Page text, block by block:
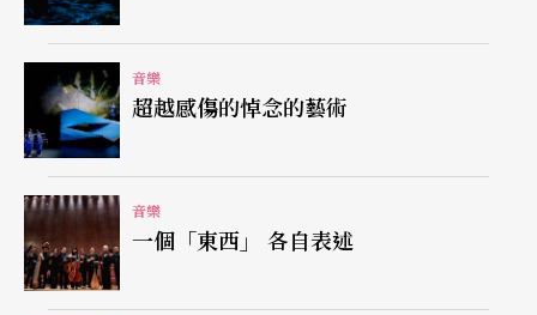
張力。
展現輕歌劇風韻
當晚最讓人欣賞的應該是最後的三首雷哈爾（F. Leh
ar, 1870-1948）的輕歌劇詠嘆調。蓋達在他的歌唱
生涯中，一直是橫跨歌劇、神劇和輕歌劇三種領
域。他當晚的演唱讓聽衆見識到了眞正維也納輕歌
音樂
超越感傷的悼念的藝術
音樂
一個「東西」 各自表述